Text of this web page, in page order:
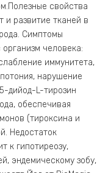
свойства
и развитие тканей в
Симптомы
человека:
иммунитета,
нарушение
дийод-L-тирозин
обеспечивая
(тироксина и
Недостаток
к гипотиреозу,
эндемическому зобу,